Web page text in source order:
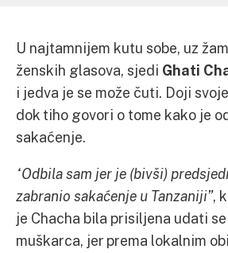
U najtamnijem kutu sobe, uz
ženskih glasova, sjedi Ghati
i jedva je se može čuti. Doji
dok tiho govori o tome kako je
sakaćenje.
“Odbila sam jer je (bivši)
zabranio sakaćenje u Tanzaniji”,
je Chacha bila prisiljena udati
muškarca, jer prema lokalnim